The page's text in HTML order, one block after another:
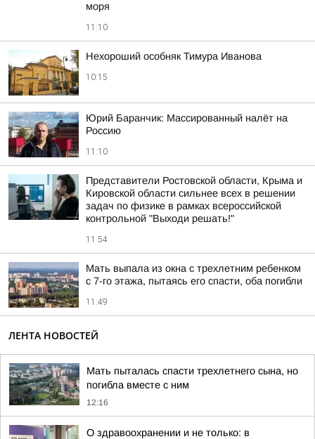
моря
11:10
Нехороший особняк Тимура Иванова
10:15
Юрий Баранчик: Массированный налёт на
Россию
11:10
Представители Ростовской области, Крыма и
Кировской области сильнее всех в решении
задач по физике в рамках всероссийской
контрольной "Выходи решать!"
11:54
Мать выпала из окна с трехлетним ребенком
с 7-го этажа, пытаясь его спасти, оба погибли
11:49
ЛЕНТА НОВОСТЕЙ
Мать пыталась спасти трехлетнего сына, но
погибла вместе с ним
12:16
О здравоохранении и не только: в